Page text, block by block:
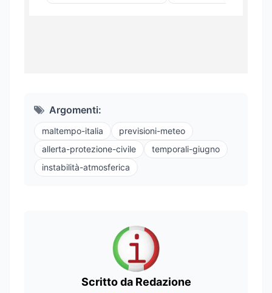
Argomenti:
maltempo-italia
previsioni-meteo
allerta-protezione-civile
temporali-giugno
instabilità-atmosferica
Scritto da Redazione